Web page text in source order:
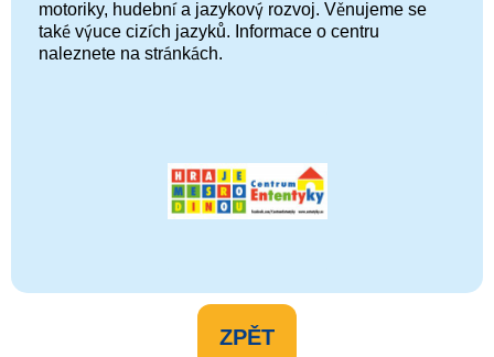
motoriky, hudební a jazykový rozvoj. Věnujeme se
také výuce cizích jazyků. Informace o centru
naleznete na stránkách.
ZPĚT